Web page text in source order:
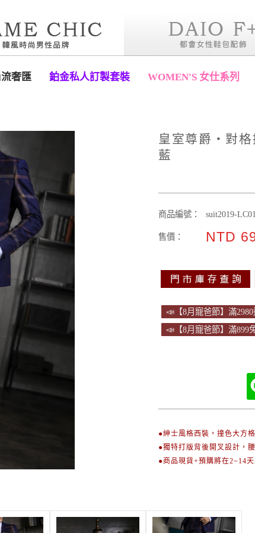
奢匯 鉑金私人訂製套裝 WOMEN'S 女仕系列
皇室尊爵‧對格
藍
商品編號： suit2019-
售價： NTD
📣【8月寵爸節】滿
📣【8月寵爸節】滿899
●紳士風格西裝，撞色大方
●獨特打版背後開叉設計，
●商品現貨+預購將在2~14